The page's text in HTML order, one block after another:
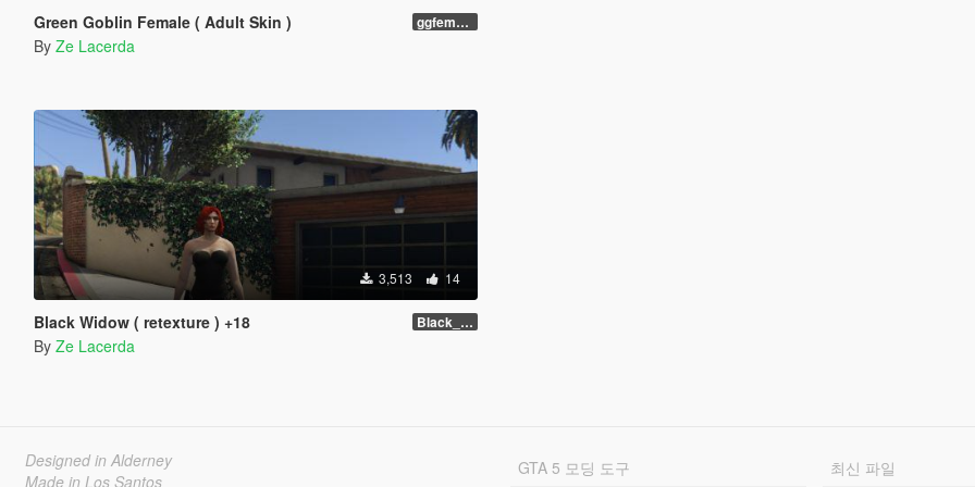
Green Goblin Female ( Adult Skin ) ggfemale01
By Ze Lacerda
3,513 14
Black Widow ( retexture ) +18 Black_Widow ( Retexture ) Attention +18
By Ze Lacerda
Designed in Alderney
Made in Los Santos
GTA 5 모딩 도구 최신 파일